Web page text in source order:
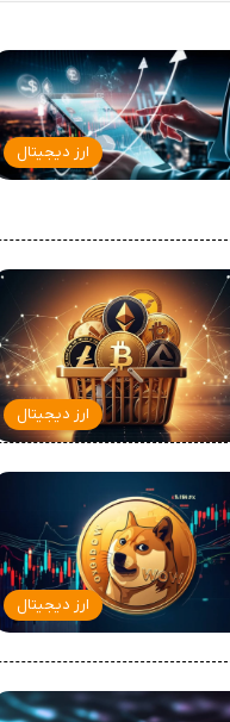
ارز دیجیتال
ارز دیجیتال
ارز دیجیتال